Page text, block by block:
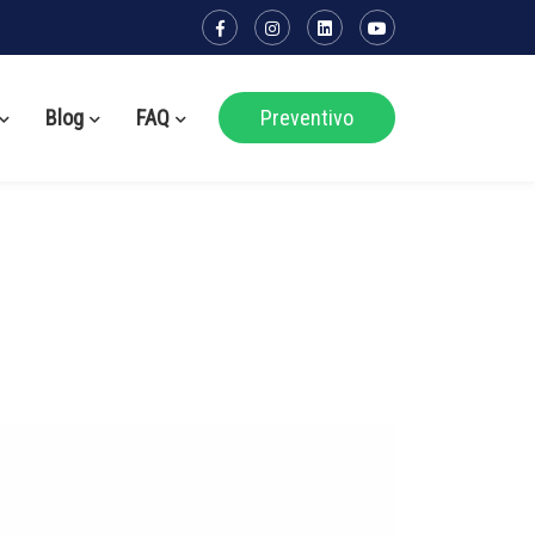
Blog FAQ Preventivo